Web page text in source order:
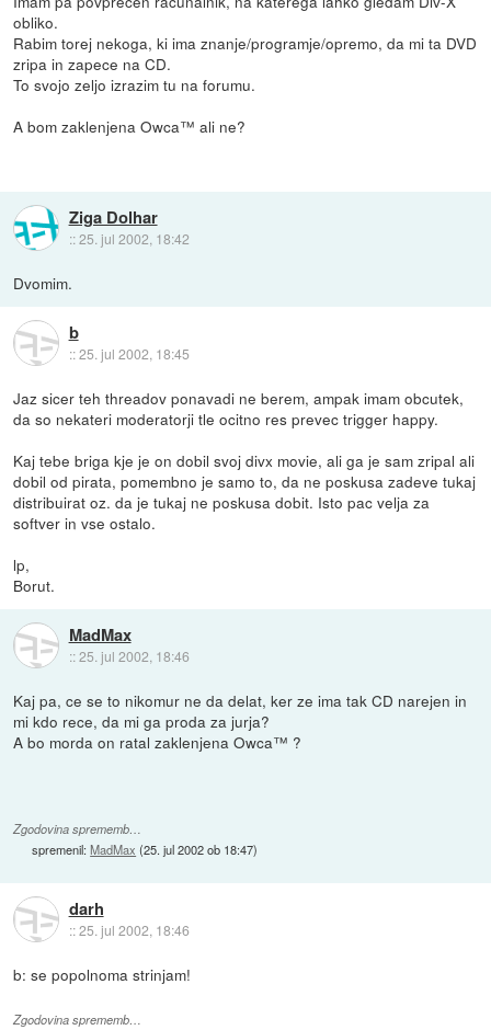
obliko.
Rabim torej nekoga, ki ima znanje/programje/opremo, da mi ta DVD
zripa in zapece na CD.
To svojo zeljo izrazim tu na forumu.
A bom zaklenjena Owca™ ali ne?
Ziga Dolhar
::25. jul 2002, 18:42
Dvomim.
b
::25. jul 2002, 18:45
Jaz sicer teh threadov ponavadi ne berem, ampak imam obcutek,
da so nekateri moderatorji tle ocitno res prevec trigger happy.
Kaj tebe briga kje je on dobil svoj divx movie, ali ga je sam zripal ali
dobil od pirata, pomembno je samo to, da ne poskusa zadeve tukaj
distribuirat oz. da je tukaj ne poskusa dobit. Isto pac velja za
softver in vse ostalo.
lp,
Borut.
MadMax
::25. jul 2002, 18:46
Kaj pa, ce se to nikomur ne da delat, ker ze ima tak CD narejen in
mi kdo rece, da mi ga proda za jurja?
A bo morda on ratal zaklenjena Owca™ ?
Zgodovina sprememb…
spremenil:MadMax (25. jul 2002 ob 18:47)
darh
::25. jul 2002, 18:46
b: se popolnoma strinjam!
Zgodovina sprememb…